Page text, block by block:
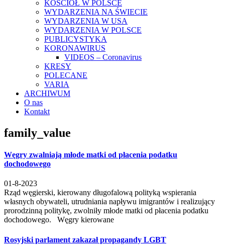
KOŚCIÓŁ W POLSCE
WYDARZENIA NA ŚWIECIE
WYDARZENIA W USA
WYDARZENIA W POLSCE
PUBLICYSTYKA
KORONAWIRUS
VIDEOS – Coronavirus
KRESY
POLECANE
VARIA
ARCHIWUM
O nas
Kontakt
family_value
Węgry zwalniają młode matki od płacenia podatku
dochodowego
01-8-2023
Rząd węgierski, kierowany długofalową polityką wspierania
własnych obywateli, utrudniania napływu imigrantów i realizujący
prorodzinną politykę, zwolniły młode matki od płacenia podatku
dochodowego. Węgry kierowane
Rosyjski parlament zakazał propagandy LGBT